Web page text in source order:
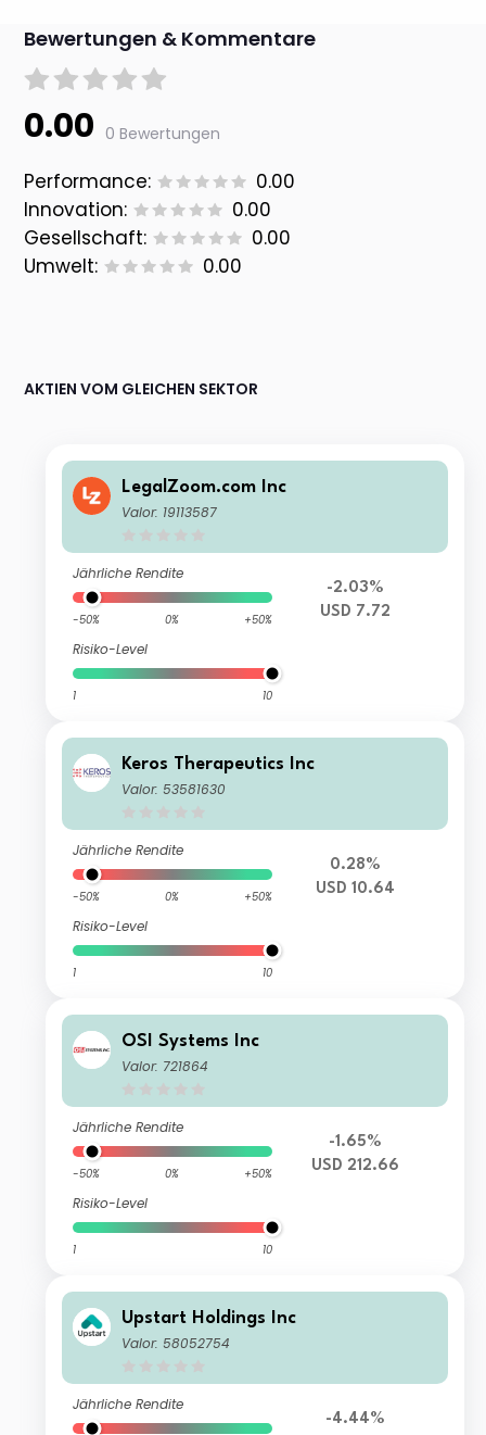
Bewertungen & Kommentare
0.00 0 Bewertungen
Performance:
0.00
Innovation:
0.00
Gesellschaft:
0.00
Umwelt:
0.00
AKTIEN VOM GLEICHEN SEKTOR
LegalZoom.com Inc
Valor: 19113587
Jährliche Rendite
-50% 0% +50%
Risiko-Level
1 10
-2.03%
USD 7.72
Keros Therapeutics Inc
Valor: 53581630
Jährliche Rendite
-50% 0% +50%
Risiko-Level
1 10
0.28%
USD 10.64
OSI Systems Inc
Valor: 721864
Jährliche Rendite
-50% 0% +50%
Risiko-Level
1 10
-1.65%
USD 212.66
Upstart Holdings Inc
Valor: 58052754
Jährliche Rendite
-4.44%